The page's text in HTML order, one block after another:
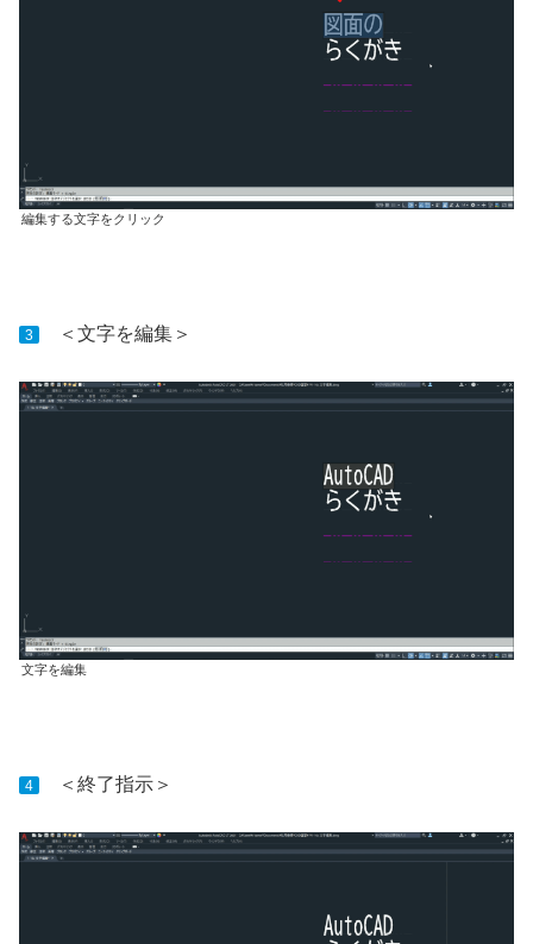
編集する文字をクリック
3 ＜文字を編集＞
文字を編集
4 ＜終了指示＞